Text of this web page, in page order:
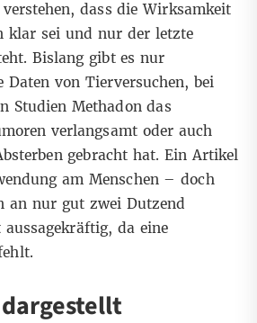
dass die Wirksamkeit
klar sei und nur der letzte
Bislang gibt es nur
Daten von Tierversuchen, bei
Studien Methadon das
verlangsamt oder auch
gebracht hat. Ein Artikel
am Menschen – doch
an nur gut zwei Dutzend
da eine